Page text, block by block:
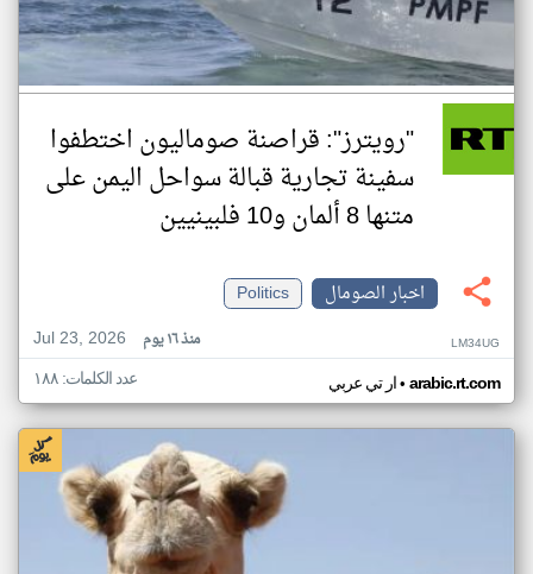
"رويترز": قراصنة صوماليون اختطفوا
سفينة تجارية قبالة سواحل اليمن على
متنها 8 ألمان و10 فلبينيين
اخبار الصومال
Politics
Jul 23, 2026
منذ ١٦ يوم LM34UG
ار تي عربي• arabic.rt.com عدد الكلمات: ١٨٨